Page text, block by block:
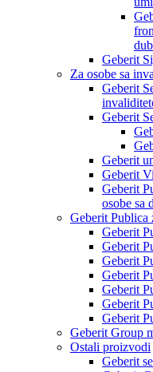
Geberit
Za osobe sa
Geberit
Geberit
Geberit
Geberit
Geberit
osobe sa
Geberit Publica
Geberit
Geberit
Geberit
Geberit
Geberit
Geberit
Geberit
Geberit Group
Ostali proizvodi
Geberit